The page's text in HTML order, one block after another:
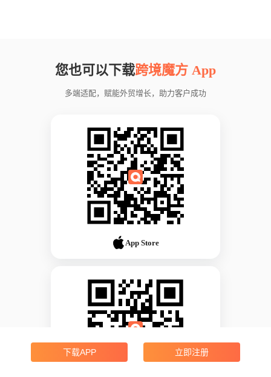
您也可以下载跨境魔方 App
多端适配，赋能外贸增长，助力客户成功
App Store
下载APP 立即注册